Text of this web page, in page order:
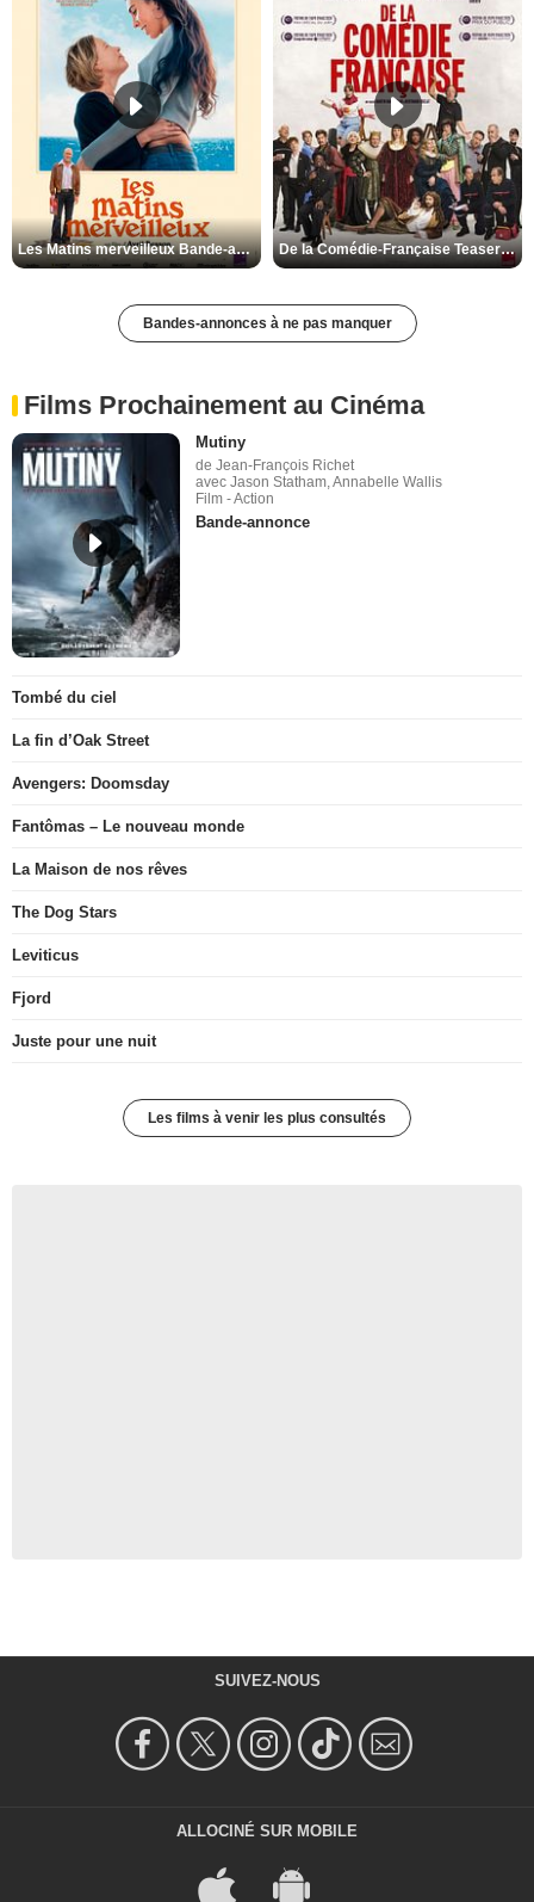
Les Matins merveilleux Bande-annonce VF De la Comédie-Française Teaser VF
Bandes-annonces à ne pas manquer
Films Prochainement au Cinéma
Mutiny
de Jean-François Richet
avec Jason Statham, Annabelle Wallis
Film - Action
Bande-annonce
Tombé du ciel
La fin d’Oak Street
Avengers: Doomsday
Fantômas – Le nouveau monde
La Maison de nos rêves
The Dog Stars
Leviticus
Fjord
Juste pour une nuit
Les films à venir les plus consultés
SUIVEZ-NOUS
ALLOCINÉ SUR MOBILE